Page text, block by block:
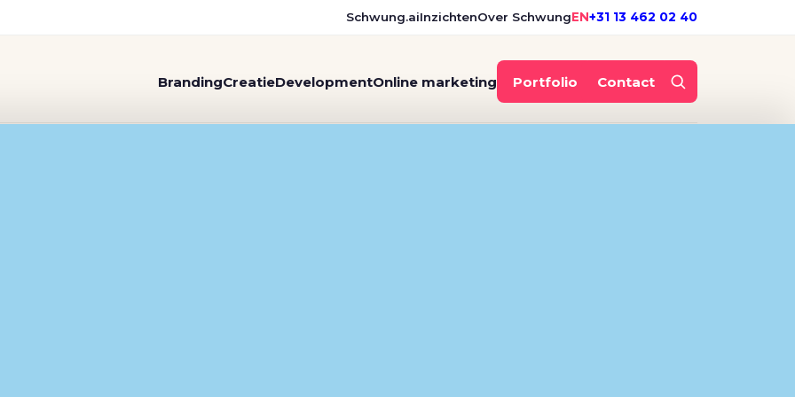
Schwung.aiInzichtenOver SchwungEN+31 13 462 02 40
BrandingCreatieDevelopmentOnline marketing Portfolio Contact